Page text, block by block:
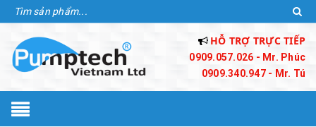
HỖ TRỢ TRỰC TIẾP
0909.057.026 - Mr. Phúc
0909.340.947 - Mr. Tú